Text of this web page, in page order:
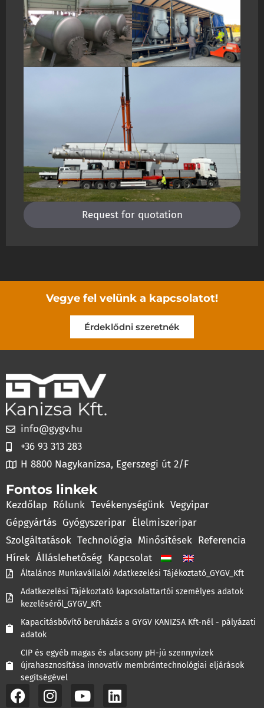
Request for quotation
Vegye fel velünk a kapcsolatot!
Érdeklődni szeretnék
info@gygv.hu
+36 93 313 283
H 8800 Nagykanizsa, Egerszegi út 2/F
Fontos linkek
Kezdőlap Rólunk Tevékenységünk Vegyipar
Gépgyártás Gyógyszeripar Élelmiszeripar
Szolgáltatások Technológia Minősítések Referencia
Hírek Álláslehetőség Kapcsolat
Általános Munkavállalói Adatkezelési Tájékoztató_GYGV_Kft
Adatkezelési Tájékoztató kapcsolattartói személyes adatok
kezeléséről_GYGV_Kft
Kapacitásbővítő beruházás a GYGV KANIZSA Kft-nél - pályázati
adatok
CIP és egyéb magas és alacsony pH-jú szennyvizek
újrahasznosítása innovatív membrántechnológiai eljárások
segítségével